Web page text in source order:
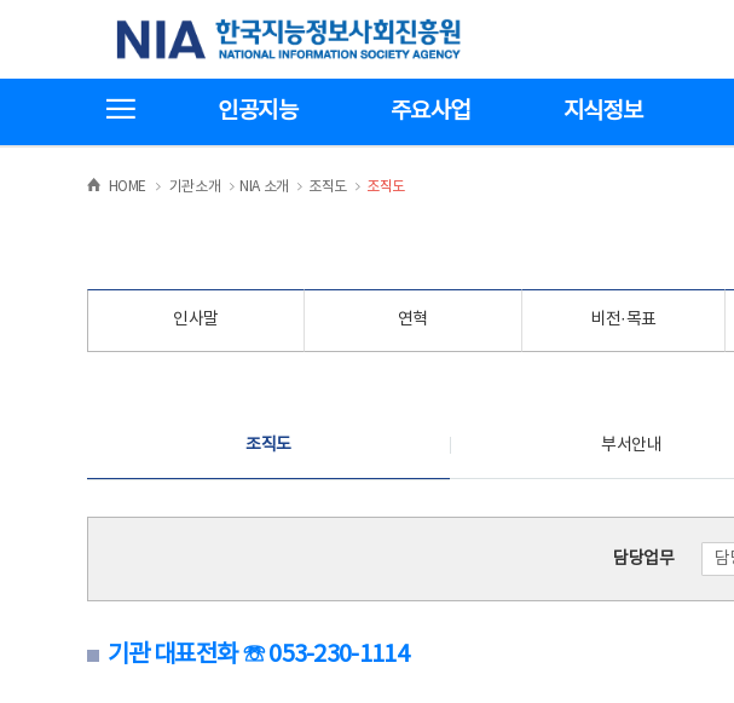
기
한국지능정보사회진흥원
인공지능 주요사업 지식정보
HOME >
기관소개 >NIA 소개 >
조직도 >
조직도
인사말 연혁 비전·목표
조직도 부서안내
담당업무
기관 대표전화 ☏ 053-230-1114